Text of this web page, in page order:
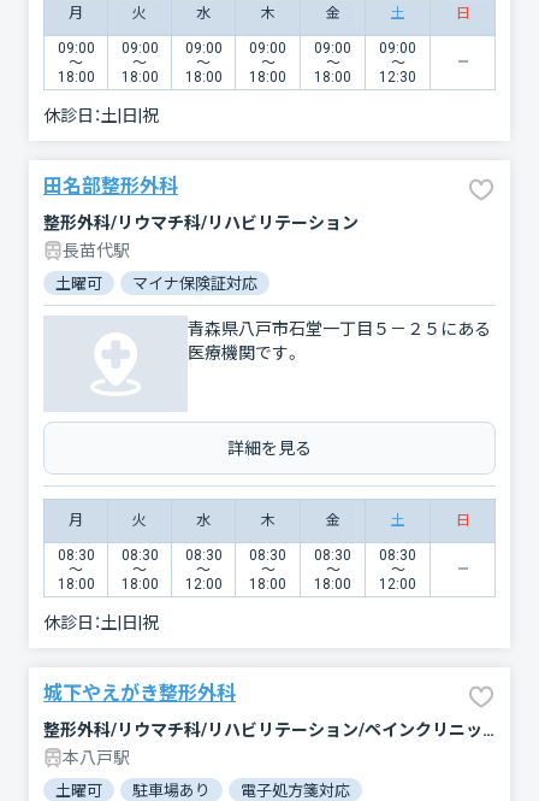
月 火 水 木 金 土 日
09:00
〜
18:00
09:00
〜
18:00
09:00
〜
18:00
09:00
〜
18:00
09:00
〜
18:00
09:00
〜
12:30
休診日：土|日|祝
田名部整形外科
整形外科/リウマチ科/リハビリテーション
長苗代駅
土曜可 マイナ保険証対応
青森県八戸市石堂一丁目５－２５にある
医療機関です。
詳細を見る
月 火 水 木 金 土 日
08:30
〜
18:00
08:30
〜
18:00
08:30
〜
12:00
08:30
〜
18:00
08:30
〜
18:00
08:30
〜
12:00
休診日：土|日|祝
城下やえがき整形外科
整形外科/リウマチ科/リハビリテーション/ペインクリニック
本八戸駅
土曜可 駐車場あり 電子処方箋対応